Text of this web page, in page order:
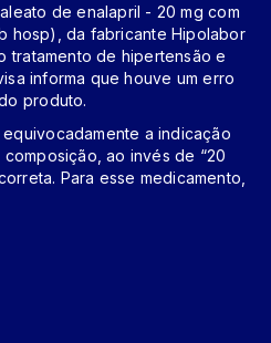
de enalapril - 20 mg com
hosp), da fabricante Hipolabor
tratamento de hipertensão e
informa que houve um erro
produto.
a indicação
ao invés de “20
Para esse medicamento,